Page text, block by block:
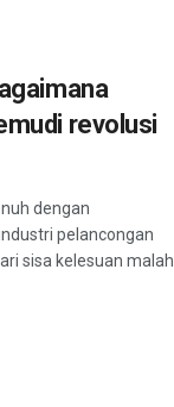
revolusi
dengan
pelancongan
sisa kelesuan malah